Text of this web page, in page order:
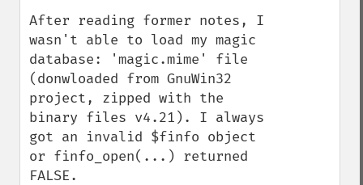
After reading former notes, I
wasn't able to load my magic
database: 'magic.mime' file
(donwloaded from GnuWin32
project, zipped with the
binary files v4.21). I always
got an invalid $finfo object
or finfo_open(...) returned
FALSE.